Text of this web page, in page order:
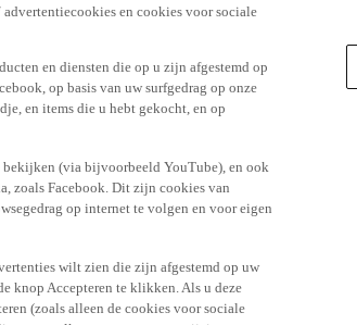
en cookies voor sociale
en diensten die op u zijn afgestemd op
op basis van uw surfgedrag op onze
en items die u hebt gekocht, en op
(via bijvoorbeeld YouTube), en ook
zoals Facebook. Dit zijn cookies van
op internet te volgen en voor eigen
wilt zien die zijn afgestemd op uw
knop Accepteren te klikken. Als u deze
(zoals alleen de cookies voor sociale